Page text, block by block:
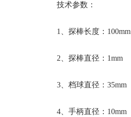
技术参数：
1、探棒长度：100mm
2、探棒直径：1mm
3、档球直径：35mm
4、手柄直径：10mm